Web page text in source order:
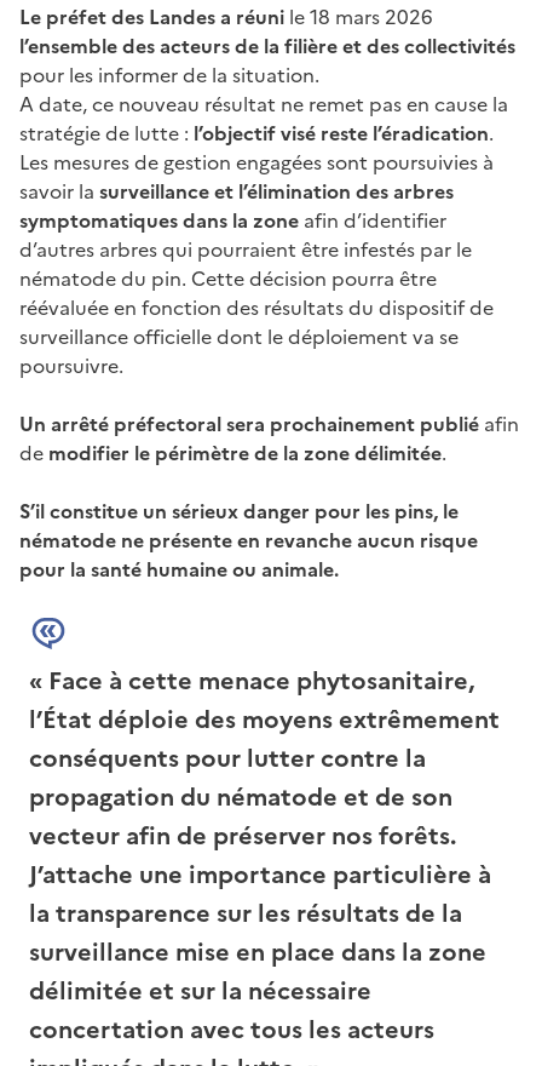
Le préfet des Landes a réuni le 18 mars 2026
l’ensemble des acteurs de la filière et des collectivités
pour les informer de la situation.
A date, ce nouveau résultat ne remet pas en cause la
stratégie de lutte : l’objectif visé reste l’éradication.
Les mesures de gestion engagées sont poursuivies à
savoir la surveillance et l’élimination des arbres
symptomatiques dans la zone afin d’identifier
d’autres arbres qui pourraient être infestés par le
nématode du pin. Cette décision pourra être
réévaluée en fonction des résultats du dispositif de
surveillance officielle dont le déploiement va se
poursuivre.
Un arrêté préfectoral sera prochainement publié afin
de modifier le périmètre de la zone délimitée.
S’il constitue un sérieux danger pour les pins, le
nématode ne présente en revanche aucun risque
pour la santé humaine ou animale.
Face à cette menace phytosanitaire,
l’État déploie des moyens extrêmement
conséquents pour lutter contre la
propagation du nématode et de son
vecteur afin de préserver nos forêts.
J’attache une importance particulière à
la transparence sur les résultats de la
surveillance mise en place dans la zone
délimitée et sur la nécessaire
concertation avec tous les acteurs